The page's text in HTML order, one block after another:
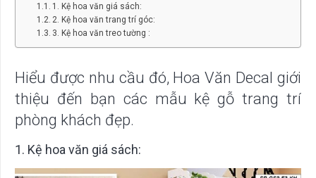
1. Kệ hoa văn giá sách:
2. Kệ hoa văn trang trí góc:
3. Kệ hoa văn treo tường :
Hiểu được nhu cầu đó, Hoa Văn Decal giới
thiệu đến bạn các mẫu kệ gỗ trang trí
phòng khách đẹp.
1. Kệ hoa văn giá sách: